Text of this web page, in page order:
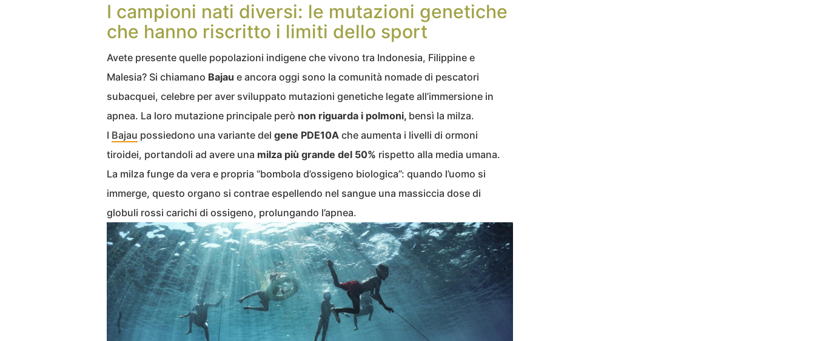
I campioni nati diversi: le mutazioni genetiche
che hanno riscritto i limiti dello sport
Avete presente quelle popolazioni indigene che vivono tra Indonesia, Filippine e
Malesia? Si chiamano Bajau e ancora oggi sono la comunità nomade di pescatori
subacquei, celebre per aver sviluppato mutazioni genetiche legate all’immersione in
apnea. La loro mutazione principale però non riguarda i polmoni, bensì la milza.
I Bajau possiedono una variante del gene PDE10A che aumenta i livelli di ormoni
tiroidei, portandoli ad avere una milza più grande del 50% rispetto alla media umana.
La milza funge da vera e propria “bombola d’ossigeno biologica”: quando l’uomo si
immerge, questo organo si contrae espellendo nel sangue una massiccia dose di
globuli rossi carichi di ossigeno, prolungando l’apnea.